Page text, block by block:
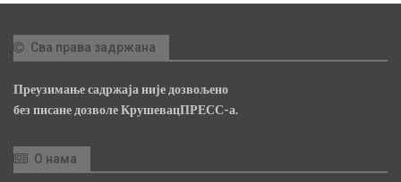
Сва права задржана
Преузимање садржаја није дозвољено
без писане дозволе КрушевацПРЕСС-а.
О нама